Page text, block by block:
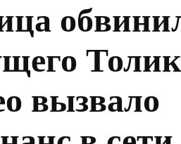
вызвало